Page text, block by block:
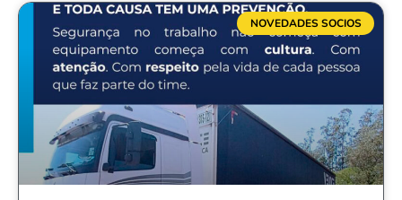
NOVEDADES SOCIOS